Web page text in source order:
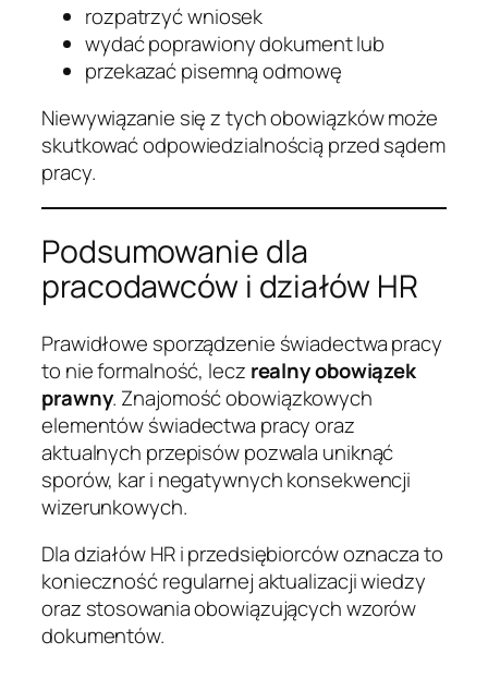
rozpatrzyć wniosek
wydać poprawiony dokument lub
przekazać pisemną odmowę
Niewywiązanie się z tych obowiązków może
skutkować odpowiedzialnością przed sądem
pracy.
Podsumowanie dla
pracodawców i działów HR
Prawidłowe sporządzenie świadectwa pracy
to nie formalność, lecz realny obowiązek
prawny. Znajomość obowiązkowych
elementów świadectwa pracy oraz
aktualnych przepisów pozwala uniknąć
sporów, kar i negatywnych konsekwencji
wizerunkowych.
Dla działów HR i przedsiębiorców oznacza to
konieczność regularnej aktualizacji wiedzy
oraz stosowania obowiązujących wzorów
dokumentów.